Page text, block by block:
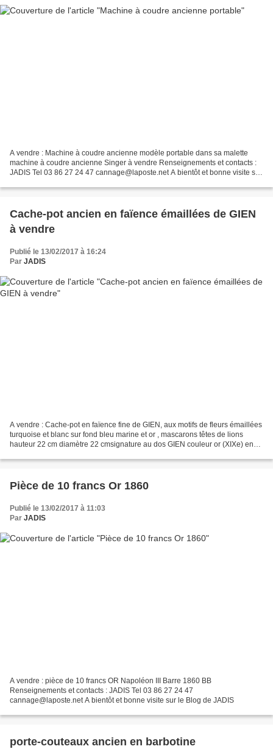
A vendre : Machine à coudre ancienne modèle portable dans sa malette
machine à coudre ancienne Singer à vendre Renseignements et contacts :
JADIS Tel 03 86 27 24 47 cannage@laposte.net A bientôt et bonne visite sur
Cache-pot ancien en faïence émaillées de GIEN
à vendre
Publié le 13/02/2017 à 16:24
Par JADIS
A vendre : Cache-pot en faïence fine de GIEN, aux motifs de fleurs émaillées
turquoise et blanc sur fond bleu marine et or , mascarons têtes de lions
hauteur 22 cm diamètre 22 cmsignature au dos GIEN couleur or (XIXe) en
Pièce de 10 francs Or 1860
Publié le 13/02/2017 à 11:03
Par JADIS
A vendre : pièce de 10 francs OR Napoléon III Barre 1860 BB
Renseignements et contacts : JADIS Tel 03 86 27 24 47
cannage@laposte.net A bientôt et bonne visite sur le Blog de JADIS
porte-couteaux ancien en barbotine